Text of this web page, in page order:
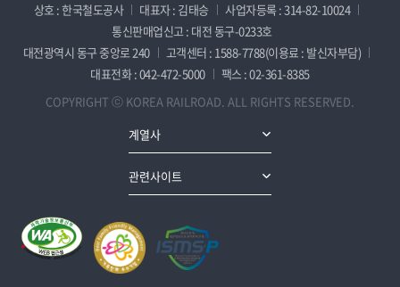
상호 : 한국철도공사 대표자 : 김태승
사업자등록 : 314-82-10024
통신판매업신고 : 대전 동구-0233호
대전광역시 동구 중앙로 240
고객센터 : 1588-7788(이용료 : 발신자부담)
대표전화 : 042-472-5000
팩스 : 02-361-8385
COPYRIGHT ⓒ KOREA RAILROAD. ALL RIGHTS RESERVED.
계열사
관련사이트